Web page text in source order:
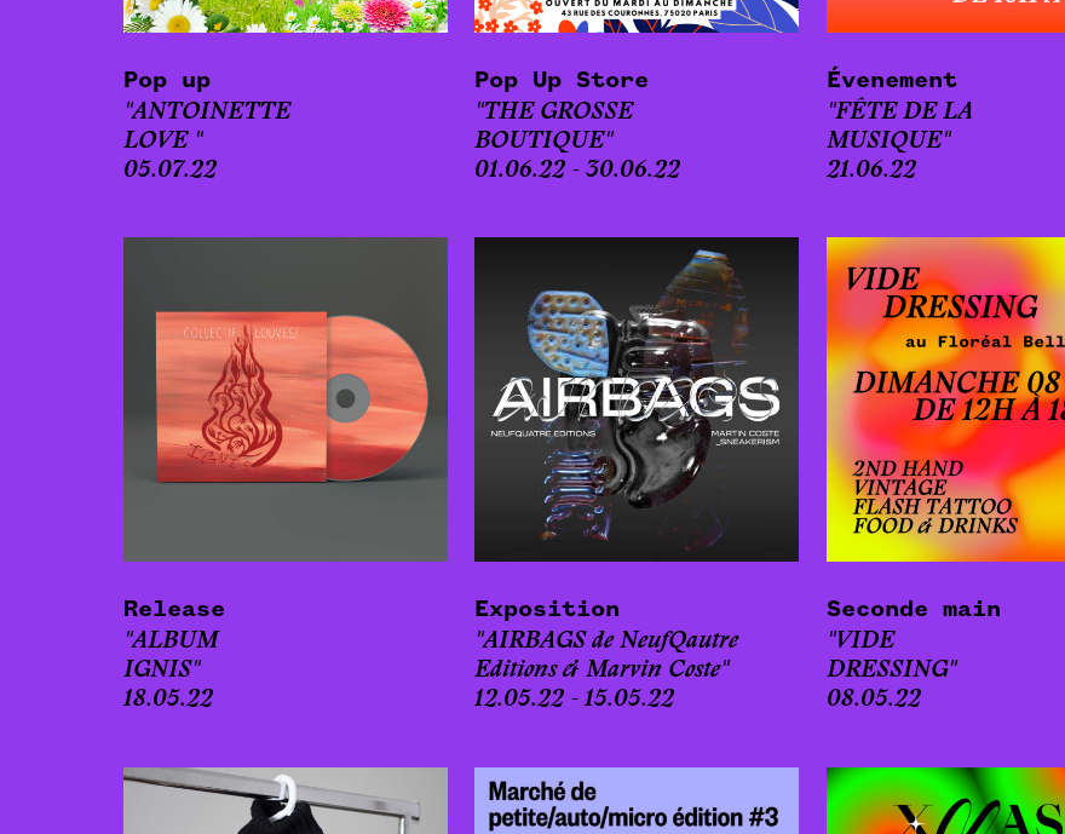
Pop up
"ANTOINETTE
LOVE "
05.07.22
Pop Up Store
"THE GROSSE
BOUTIQUE"
01.06.22 - 30.06.22
Évenement
"FÊTE DE LA
MUSIQUE"
21.06.22
Release
"ALBUM
IGNIS"
18.05.22
Exposition
"AIRBAGS de NeufQautre
Editions & Marvin Coste"
12.05.22 - 15.05.22
Seconde main
"VIDE
DRESSING"
08.05.22